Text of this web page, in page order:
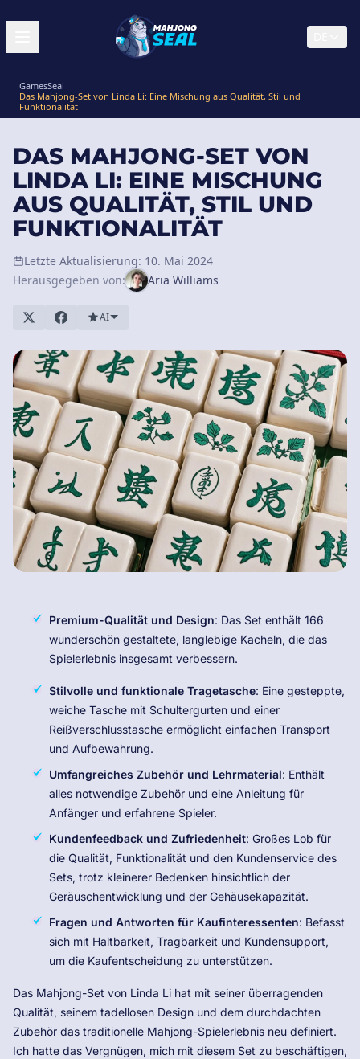
GamesSeal
Das Mahjong-Set von Linda Li: Eine Mischung aus Qualität, Stil und
Funktionalität
DAS MAHJONG-SET VON
LINDA LI: EINE MISCHUNG
AUS QUALITÄT, STIL UND
FUNKTIONALITÄT
Letzte Aktualisierung: 10. Mai 2024
Herausgegeben von:
Aria Williams
AI
Premium-Qualität und Design: Das Set enthält 166
wunderschön gestaltete, langlebige Kacheln, die das
Spielerlebnis insgesamt verbessern.
Stilvolle und funktionale Tragetasche: Eine gesteppte,
weiche Tasche mit Schultergurten und einer
Reißverschlusstasche ermöglicht einfachen Transport
und Aufbewahrung.
Umfangreiches Zubehör und Lehrmaterial: Enthält
alles notwendige Zubehör und eine Anleitung für
Anfänger und erfahrene Spieler.
Kundenfeedback und Zufriedenheit: Großes Lob für
die Qualität, Funktionalität und den Kundenservice des
Sets, trotz kleinerer Bedenken hinsichtlich der
Geräuschentwicklung und der Gehäusekapazität.
Fragen und Antworten für Kaufinteressenten: Befasst
sich mit Haltbarkeit, Tragbarkeit und Kundensupport,
um die Kaufentscheidung zu unterstützen.
Das Mahjong-Set von Linda Li hat mit seiner überragenden
Qualität, seinem tadellosen Design und dem durchdachten
Zubehör das traditionelle Mahjong-Spielerlebnis neu definiert.
Ich hatte das Vergnügen, mich mit diesem Set zu beschäftigen,